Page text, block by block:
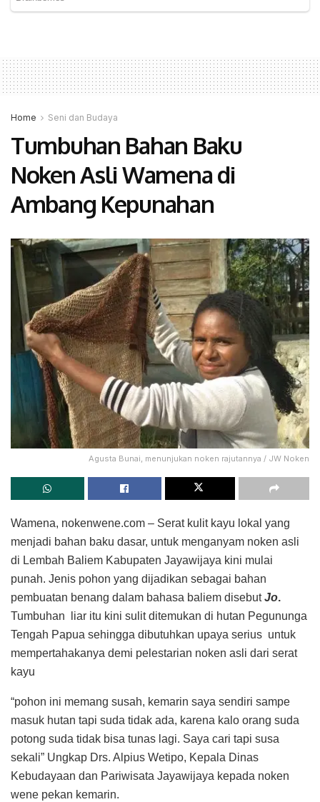
Home Seni dan Budaya
Tumbuhan Bahan Baku
Noken Asli Wamena di
Ambang Kepunahan
Agusta Bunai, menunjukan noken rajutannya / JW Noken
Wamena, nokenwene.com – Serat kulit kayu lokal yang
menjadi bahan baku dasar, untuk menganyam noken asli
di Lembah Baliem Kabupaten Jayawijaya kini mulai
punah. Jenis pohon yang dijadikan sebagai bahan
pembuatan benang dalam bahasa baliem disebutJo.
Tumbuhan liar itu kini sulit ditemukan di hutan Pegununga
Tengah Papua sehingga dibutuhkan upaya serius untuk
mempertahakanya demi pelestarian noken asli dari serat
kayu
“pohon ini memang susah, kemarin saya sendiri sampe
masuk hutan tapi suda tidak ada, karena kalo orang suda
potong suda tidak bisa tunas lagi. Saya cari tapi susa
sekali” Ungkap Drs. Alpius Wetipo, Kepala Dinas
Kebudayaan dan Pariwisata Jayawijaya kepada noken
wene pekan kemarin.